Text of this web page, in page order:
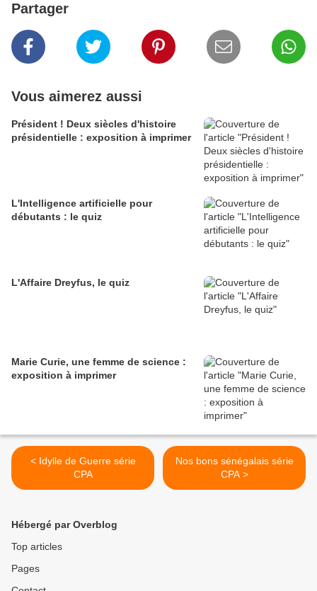
Partager
Vous aimerez aussi
Président ! Deux siècles d'histoire
présidentielle : exposition à imprimer
L'Intelligence artificielle pour
débutants : le quiz
L'Affaire Dreyfus, le quiz
Marie Curie, une femme de science :
exposition à imprimer
< Idylle de Guerre série
CPA
Nos bons sénégalais série
CPA >
Hébergé par Overblog
Top articles
Pages